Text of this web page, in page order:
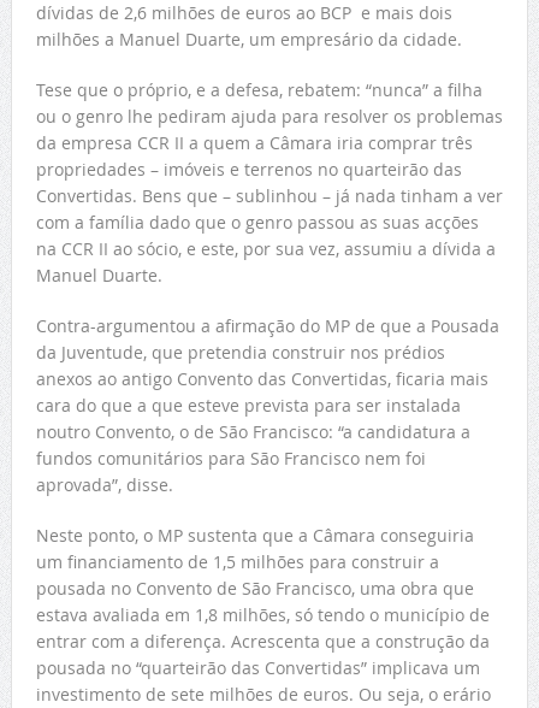
dívidas de 2,6 milhões de euros ao BCP e mais dois
milhões a Manuel Duarte, um empresário da cidade.
Tese que o próprio, e a defesa, rebatem: “nunca” a filha
ou o genro lhe pediram ajuda para resolver os problemas
da empresa CCR II a quem a Câmara iria comprar três
propriedades – imóveis e terrenos no quarteirão das
Convertidas. Bens que – sublinhou – já nada tinham a ver
com a família dado que o genro passou as suas acções
na CCR II ao sócio, e este, por sua vez, assumiu a dívida a
Manuel Duarte.
Contra-argumentou a afirmação do MP de que a Pousada
da Juventude, que pretendia construir nos prédios
anexos ao antigo Convento das Convertidas, ficaria mais
cara do que a que esteve prevista para ser instalada
noutro Convento, o de São Francisco: “a candidatura a
fundos comunitários para São Francisco nem foi
aprovada”, disse.
Neste ponto, o MP sustenta que a Câmara conseguiria
um financiamento de 1,5 milhões para construir a
pousada no Convento de São Francisco, uma obra que
estava avaliada em 1,8 milhões, só tendo o município de
entrar com a diferença. Acrescenta que a construção da
pousada no “quarteirão das Convertidas” implicava um
investimento de sete milhões de euros. Ou seja, o erário